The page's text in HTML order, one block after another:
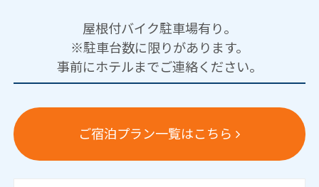
屋根付バイク駐車場有り。
※駐車台数に限りがあります。
事前にホテルまでご連絡ください。
ご宿泊プラン一覧はこちら